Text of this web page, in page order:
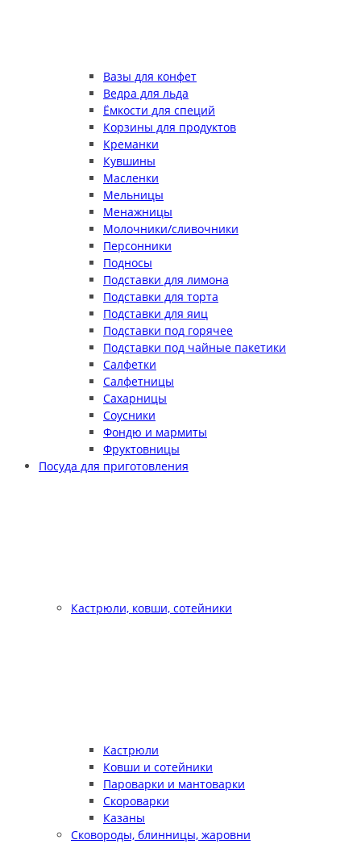
Вазы для конфет
Ведра для льда
Ёмкости для специй
Корзины для продуктов
Креманки
Кувшины
Масленки
Мельницы
Менажницы
Молочники/сливочники
Персонники
Подносы
Подставки для лимона
Подставки для торта
Подставки для яиц
Подставки под горячее
Подставки под чайные пакетики
Салфетки
Салфетницы
Сахарницы
Соусники
Фондю и мармиты
Фруктовницы
Посуда для приготовления
Кастрюли, ковши, сотейники
Кастрюли
Ковши и сотейники
Пароварки и мантоварки
Скороварки
Казаны
Сковороды, блинницы, жаровни